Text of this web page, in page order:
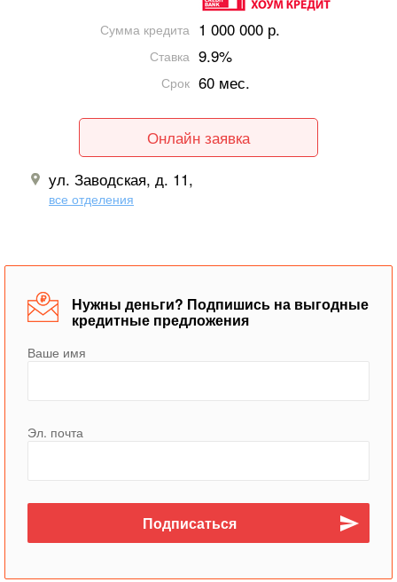
Сумма кредита 1 000 000 р.
Ставка 9.9%
Срок 60 мес.
Онлайн заявка
ул. Заводская, д. 11,
все отделения
Нужны деньги? Подпишись на выгодные
кредитные предложения
Ваше имя
Эл. почта